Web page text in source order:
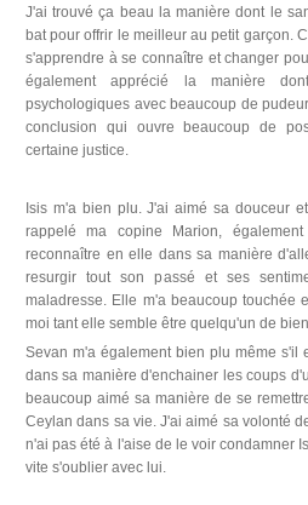
J'ai trouvé ça beau la manière dont le
bat pour offrir le meilleur au petit garçon.
s'apprendre à se connaître et changer
également apprécié la manière
psychologiques avec beaucoup de
conclusion qui ouvre beaucoup de
certaine justice.
Isis m'a bien plu. J'ai aimé sa douceur
rappelé ma copine Marion,
reconnaître en elle dans sa manière
resurgir tout son passé et ses
maladresse. Elle m'a beaucoup touchée
moi tant elle semble être quelqu'un de
Sevan m'a également bien plu même s'il
dans sa manière d'enchainer les coups
beaucoup aimé sa manière de se
Ceylan dans sa vie. J'ai aimé sa volonté
n'ai pas été à l'aise de le voir condamner
vite s'oublier avec lui.